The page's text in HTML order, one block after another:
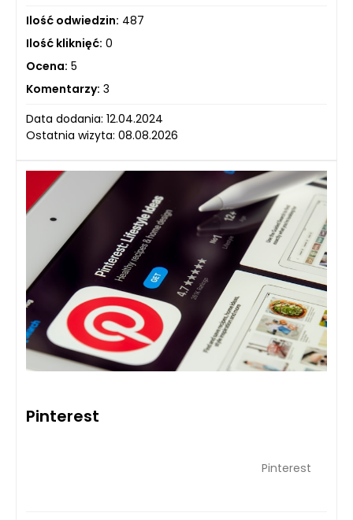
Ilość odwiedzin: 487
Ilość kliknięć: 0
Ocena: 5
Komentarzy: 3
Data dodania: 12.04.2024
Ostatnia wizyta: 08.08.2026
Pinterest
Pinterest